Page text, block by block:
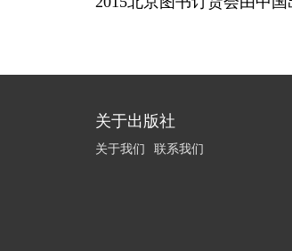
关于出版社
关于我们 联系我们